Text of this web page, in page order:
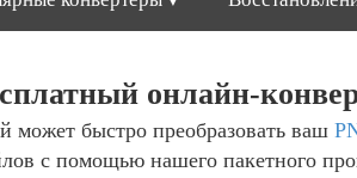
онлайн-
может быстро преобразовать ваш
с помощью нашего пакетного